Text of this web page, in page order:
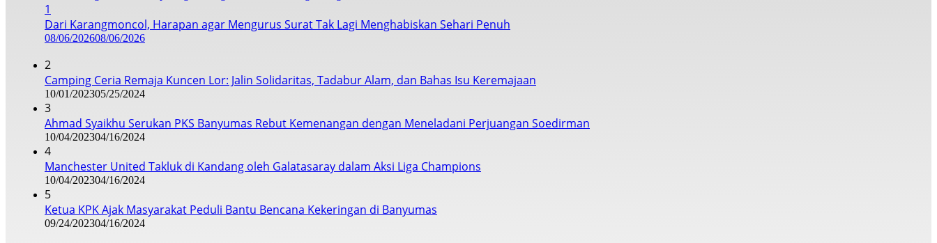
1
Dari Karangmoncol, Harapan agar Mengurus Surat Tak Lagi Menghabiskan Sehari Penuh
08/06/202608/06/2026
2
Camping Ceria Remaja Kuncen Lor: Jalin Solidaritas, Tadabur Alam, dan Bahas Isu Keremajaan
10/01/202305/25/2024
3
Ahmad Syaikhu Serukan PKS Banyumas Rebut Kemenangan dengan Meneladani Perjuangan Soedirman
10/04/202304/16/2024
4
Manchester United Takluk di Kandang oleh Galatasaray dalam Aksi Liga Champions
10/04/202304/16/2024
5
Ketua KPK Ajak Masyarakat Peduli Bantu Bencana Kekeringan di Banyumas
09/24/202304/16/2024